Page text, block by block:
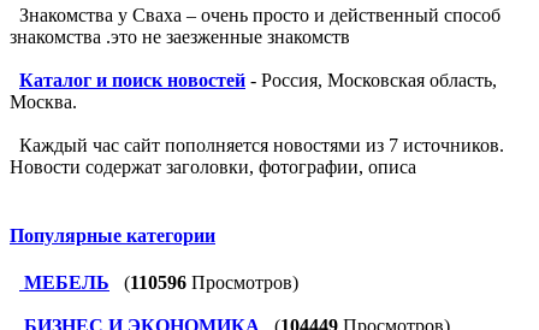
Знакомства у Сваха – очень просто и действенный способ
знакомства .это не заезженные знакомств
Каталог и поиск новостей - Россия, Московская область,
Москва.
Каждый час сайт пополняется новостями из 7 источников.
Новости содержат заголовки, фотографии, описа
Популярные категории
МЕБЕЛЬ (110596 Просмотров)